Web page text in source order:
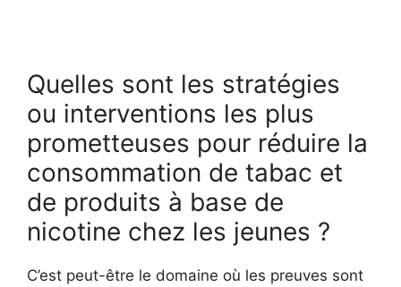
Quelles sont les stratégies
ou interventions les plus
prometteuses pour réduire la
consommation de tabac et
de produits à base de
nicotine chez les jeunes ?
C’est peut-être le domaine où les preuves sont